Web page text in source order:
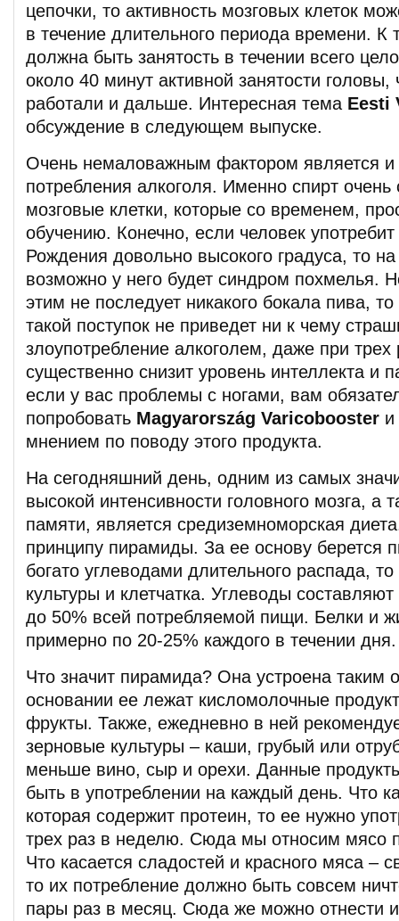
цепочки, то активность мозговых клеток
в течение длительного периода времени. К
должна быть занятость в течении всего
около 40 минут активной занятости головы,
работали и дальше. Интересная тема Eesti
обсуждение в следующем выпуске.
Очень немаловажным фактором является и
потребления алкоголя. Именно спирт
мозговые клетки, которые со временем,
обучению. Конечно, если человек
Рождения довольно высокого градуса, то
возможно у него будет синдром похмелья.
этим не последует никакого бокала пива,
такой поступок не приведет ни к чему
злоупотребление алкоголем, даже при
существенно снизит уровень интеллекта и
если у вас проблемы с ногами, вам
попробовать Magyarország Varicobooster и
мнением по поводу этого продукта.
На сегодняшний день, одним из самых
высокой интенсивности головного мозга, а
памяти, является средиземноморская
принципу пирамиды. За ее основу берется
богато углеводами длительного распада,
культуры и клетчатка. Углеводы
до 50% всей потребляемой пищи. Белки и
примерно по 20-25% каждого в течении дня.
Что значит пирамида? Она устроена таким
основании ее лежат кисломолочные
фрукты. Также, ежедневно в ней
зерновые культуры – каши, грубый или
меньше вино, сыр и орехи. Данные
быть в употреблении на каждый день. Что
которая содержит протеин, то ее нужно
трех раз в неделю. Сюда мы относим мясо
Что касается сладостей и красного мяса –
то их потребление должно быть совсем
пары раз в месяц. Сюда же можно отнести